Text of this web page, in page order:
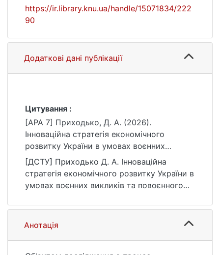
https://ir.library.knu.ua/handle/15071834/222
90
Додаткові дані публікації
Цитування :
[APA 7] Приходько, Д. А. (2026).
Інноваційна стратегія економічного
розвитку України в умовах воєнних
викликів та повоєнного відновлення
[Магістерська робота, Київський
національний університет імені Тараса
Шевченка]. eKNUTSHIR.
https://ir.library.knu.ua/handle/15071834/222
[ДСТУ] Приходько Д. А. Інноваційна
стратегія економічного розвитку України в
умовах воєнних викликів та повоєнного
магістра : 051 Економіка / наук. кер. А. О.
Ходжаян. Київ, 2026. 92 с. URL:
https://ir.library.knu.ua/handle/15071834/222
Анотація